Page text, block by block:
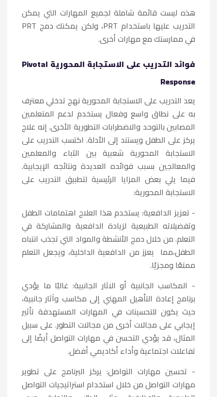
هذه ليست قائمة شاملة لجميع المهارات التي يمكن
التدريب عليها باستخدام PRT، ولكن يمكنك دمج PRT
في ممارستك مع مهارات أخرى.
فوائد التدريب على الاستجابة المحورية Pivotal
Response
يعد التدريب على الاستجابة المحورية نهج تدخلي معترف
به على نطاق واسع وفعال يستخدم لدعم المتعلمين
المصابين بالتوحد والاضطرابات التطورية الأخرى. إنه علاج
يركز على الطفل ويستند إلى الأدلة. اكتسب التدريب على
الاستجابة المحورية شعبية بين الآباء والمعلمين
والمعالجين بسبب فوائده العديدة ونتائجه الإيجابية.
فيما يلي بعض المزايا الرئيسية لتطبيق التدريب على
الاستجابة المحورية:
- تعزيز الدافعية: يستخدم هذا العلاج اهتمامات الطفل
وتفضيلاته الطبيعية لزيادة الدافعية والمشاركة في
التعلم. من خلال دمج الأنشطة والمواد التي تجذب انتباه
الطفل،مما يعزز من الدافعية الداخلية، ويجعل التعلم
ممتعًا ومجزيًا.
- المكاسب الجانبية أو الاثار الجانبية: غالبًا ما يؤدي
برنامج إعادة التأهيل المهني إلى مكاسب وآثار جانبية،
حيث يكون للتحسينات في المهارات المستهدفة تأثير
إيجابي على مجالات أخرى من مجالات التطور. على سبيل
المثال، قد يؤدي التحسن في مهارات التواصل أيضًا إلى
تفاعلات اجتماعية وأداء أكاديمي أفضل.
- تحسين مهارات التواصل: يركز البرنامج على تطوير
مهارات التواصل من خلال استخدام استراتيجيات التواصل